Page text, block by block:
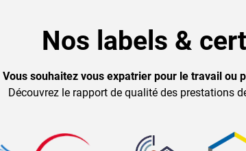
Nos labels &
Vous souhaitez vous expatrier pour le travail ou
Découvrez le rapport de qualité des prestations